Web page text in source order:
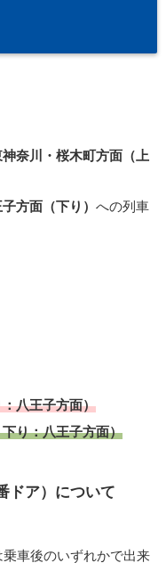
奈川・桜木町方面（上
方面（下り） への列車
八王子方面）
り：八王子方面）
ドア）について
車後のいずれかで出来